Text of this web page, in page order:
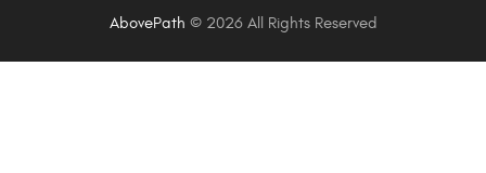
AbovePath ©2026 All Rights Reserved